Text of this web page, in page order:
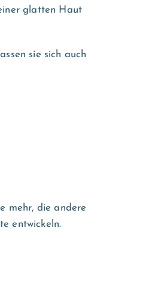
glatten Haut
sie sich auch
mehr, die andere
entwickeln.